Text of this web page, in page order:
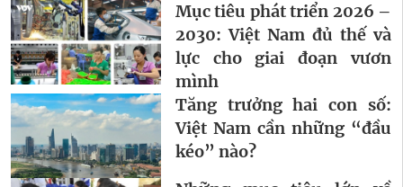
Mục tiêu phát triển 2026 –
2030: Việt Nam đủ thế và
lực cho giai đoạn vươn
mình
Tăng trưởng hai con số:
Việt Nam cần những “đầu
kéo” nào?